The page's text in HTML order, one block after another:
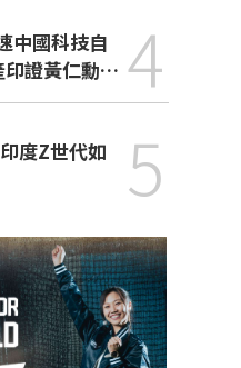
證黃仁勳觀 4
5